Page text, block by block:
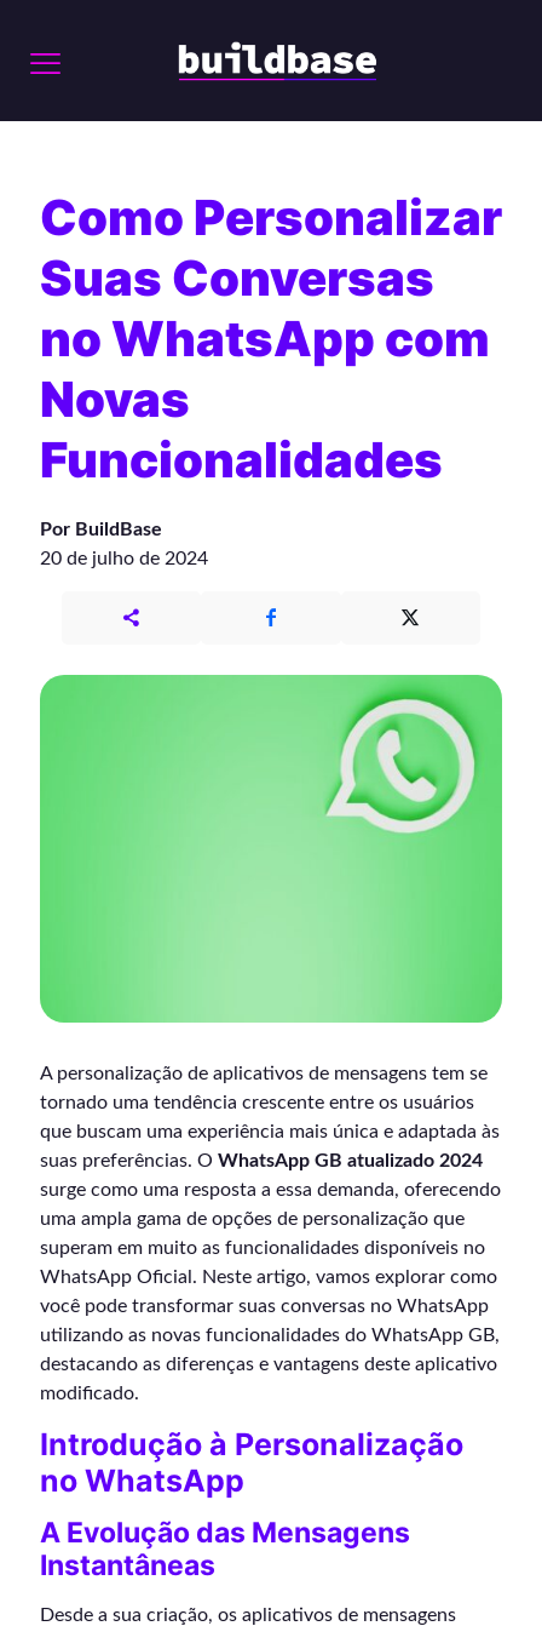
Como Personalizar
Suas Conversas
no WhatsApp com
Novas
Funcionalidades
Por BuildBase
20 de julho de 2024
A personalização de aplicativos de mensagens tem se
tornado uma tendência crescente entre os usuários
que buscam uma experiência mais única e adaptada às
suas preferências. O WhatsApp GB atualizado 2024
surge como uma resposta a essa demanda, oferecendo
uma ampla gama de opções de personalização que
superam em muito as funcionalidades disponíveis no
WhatsApp Oficial. Neste artigo, vamos explorar como
você pode transformar suas conversas no WhatsApp
utilizando as novas funcionalidades do WhatsApp GB,
destacando as diferenças e vantagens deste aplicativo
modificado.
Introdução à Personalização
no WhatsApp
A Evolução das Mensagens
Instantâneas
Desde a sua criação, os aplicativos de mensagens